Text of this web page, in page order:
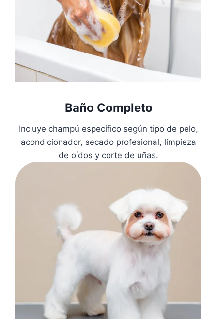
Baño Completo
Incluye champú específico según tipo de pelo,
acondicionador, secado profesional, limpieza
de oídos y corte de uñas.